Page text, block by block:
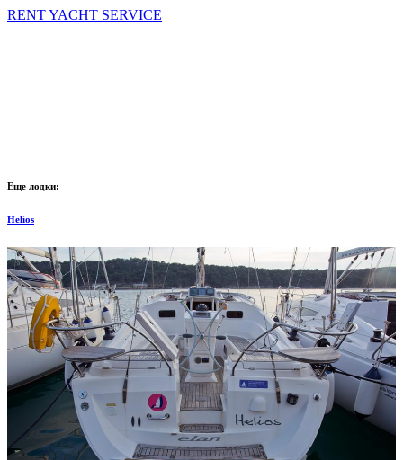
RENT YACHT SERVICE
Еще лодки:
Helios